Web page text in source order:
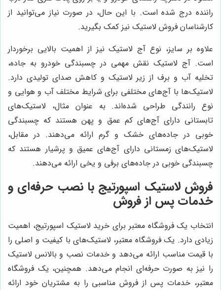
راننده درج شده است. با این حال، در صورت نیاز می‌توانید از
کارشناسان فروش لاستیک نیز کمک بگیرید.
علاوه بر سایز، نوع آج لاستیک نیز از اهمیت بالایی برخوردار
است. آج لاستیک نقش مهمی در چسبندگی خودرو به جاده،
تخلیه آب و برف از زیر لاستیک و کاهش صدای تولیدی دارد.
لاستیک‌ها با آج‌های مختلفی برای شرایط مختلف آب و هوایی و
نوع رانندگی طراحی شده‌اند. به عنوان مثال، لاستیک‌های
تابستانی دارای آج‌های کم عمق و پهن هستند که چسبندگی
خوبی در جاده‌های خشک و گرم ارائه می‌دهند. در مقابل،
لاستیک‌های زمستانی دارای آج‌های عمیق و پرشیار هستند که
چسبندگی خوبی در جاده‌های برفی و یخی ارائه می‌دهند.
فروش لاستیک اسپورتیج با نصب حرفه‌ای و
خدمات پس از فروش
انتخاب یک فروشگاه معتبر برای خرید لاستیک اسپورتیج، اهمیت
زیادی دارد. یک فروشگاه معتبر، لاستیک‌های با کیفیت و اصلی را
با قیمت مناسب ارائه می‌دهد و خدمات نصب و بالانس لاستیک
را نیز به صورت حرفه‌ای انجام می‌دهد. همچنین، یک فروشگاه
معتبر، خدمات پس از فروش مناسبی را به مشتریان خود ارائه